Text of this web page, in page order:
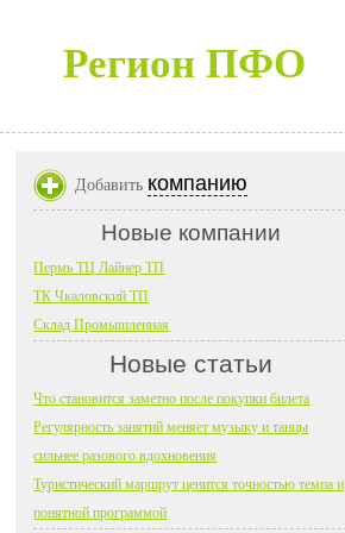
Регион ПФО
Добавить компанию
Новые компании
Пермь ТЦ Лайнер ТП
ТК Чкаловский ТП
Склад Промышленная
Новые статьи
Что становится заметно после покупки билета
Регулярность занятий меняет музыку и танцы
сильнее разового вдохновения
Туристический маршрут ценится точностью темпа и
понятной программой